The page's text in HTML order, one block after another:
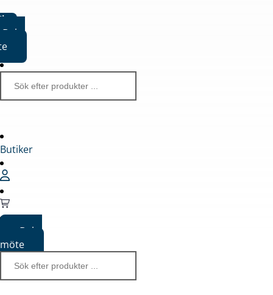
Boka
Butiker
Boka
möte